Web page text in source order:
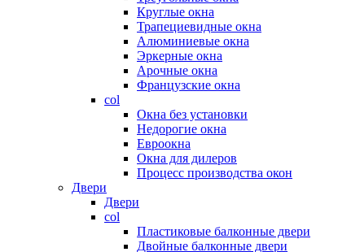
Круглые окна
Трапециевидные окна
Алюминиевые окна
Эркерные окна
Арочные окна
Французские окна
col
Окна без установки
Недорогие окна
Евроокна
Окна для дилеров
Процесс производства окон
Двери
Двери
col
Пластиковые балконные двери
Двойные балконные двери